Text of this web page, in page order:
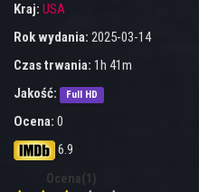
Kraj: USA
Rok wydania: 2025-03-14
Czas trwania: 1h 41m
Jakość:
Full HD
Ocena: 0
6.9
Ocena(1)